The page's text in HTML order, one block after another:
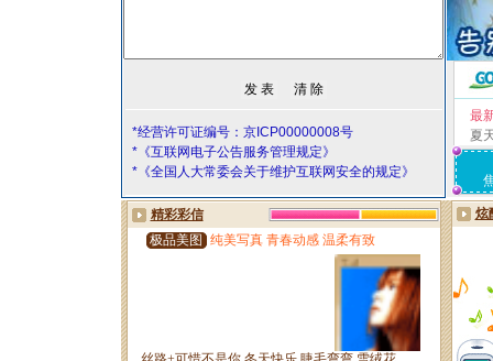
*经营许可证编号：京ICP00000008号
*《互联网电子公告服务管理规定》
*《全国人大常委会关于维护互联网安全的规定》
最
夏